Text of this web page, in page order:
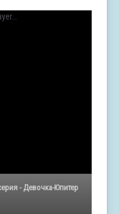
- Девочка-Юпитер